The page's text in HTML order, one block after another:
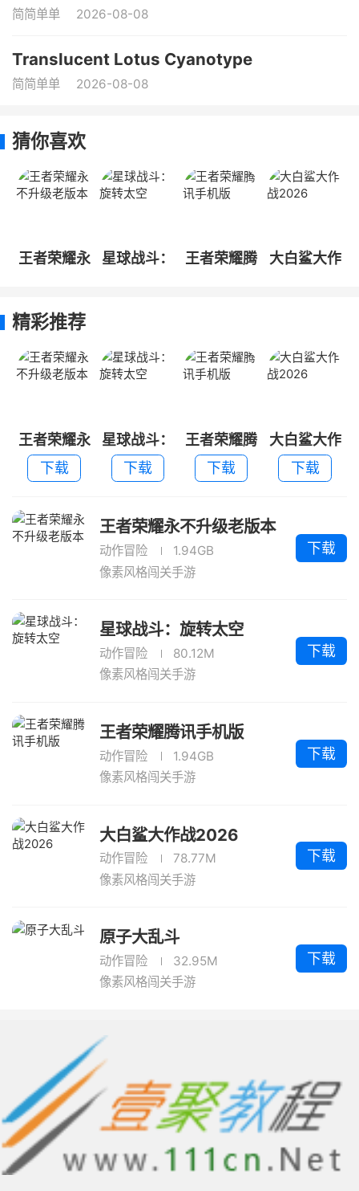
简简单单 2026-08-08
Translucent Lotus Cyanotype
简简单单 2026-08-08
猜你喜欢
王者荣耀永
星球战斗：
王者荣耀腾
大白鲨大作
精彩推荐
王者荣耀永
不升级老版
本
下载
星球战斗：
旋转太空
下载
王者荣耀腾
讯手机版
下载
大白鲨大作
战2026
下载
王者荣耀永不升级老版本
动作冒险
1.94GB
像素风格闯关手游
下载
星球战斗：旋转太空
动作冒险
80.12M
像素风格闯关手游
下载
王者荣耀腾讯手机版
动作冒险
1.94GB
像素风格闯关手游
下载
大白鲨大作战2026
动作冒险
78.77M
像素风格闯关手游
下载
原子大乱斗
动作冒险
32.95M
像素风格闯关手游
下载